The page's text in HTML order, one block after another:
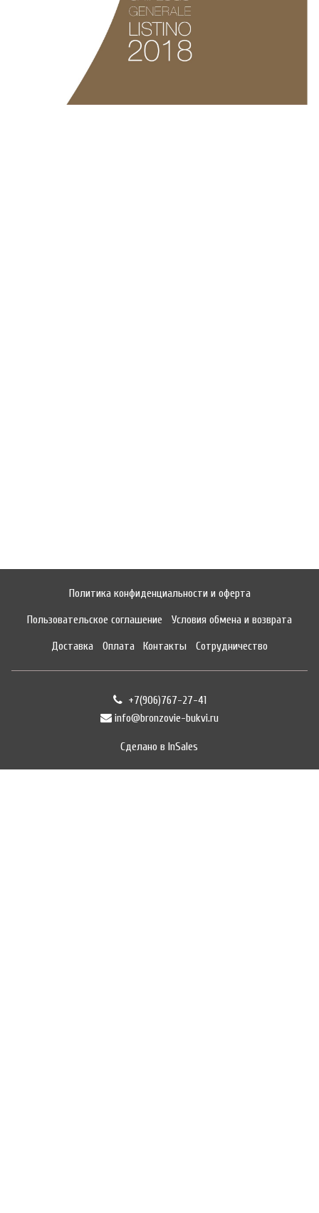
Политика конфиденциальности и оферта
Пользовательское соглашение Условия обмена и возврата
Доставка Оплата Контакты Сотрудничество
+7(906)767-27-41
info@bronzovie-bukvi.ru
Сделано в InSales